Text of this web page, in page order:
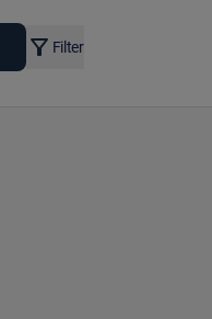
Filter